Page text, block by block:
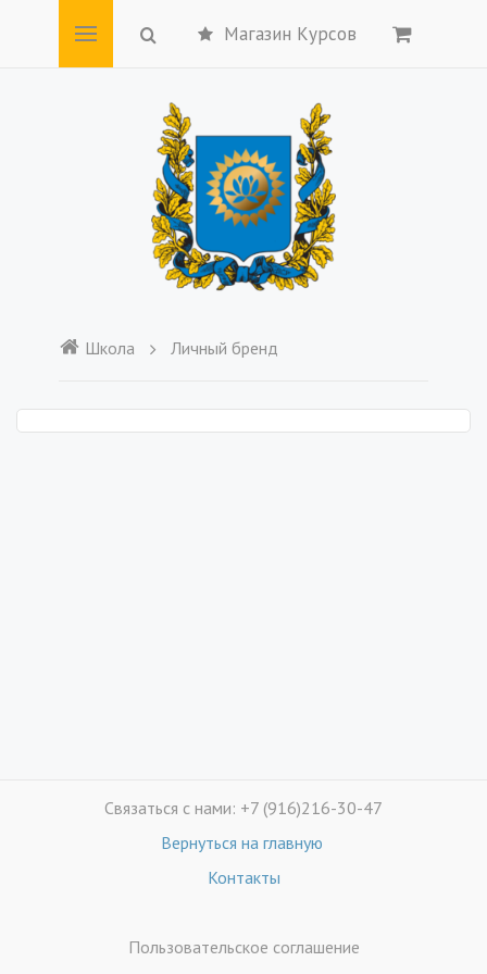
Магазин Курсов
Школа Личный бренд
Связаться с нами: +7 (916)216-30-47
Вернуться на главную
Контакты
Пользовательское соглашение